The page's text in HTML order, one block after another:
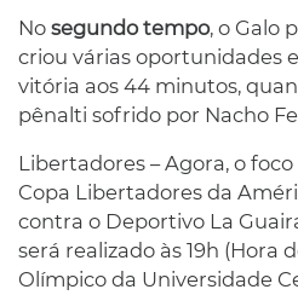
No segundo tempo, o Galo
criou várias oportunidades
vitória aos 44 minutos,
pênalti sofrido por Nacho
Libertadores – Agora, o
Copa Libertadores da
contra o Deportivo La
será realizado às 19h (Hora
Olímpico da Universidade